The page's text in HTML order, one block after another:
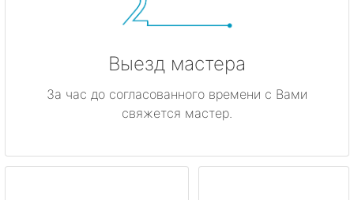
Выезд мастера
За час до согласованного времени с Вами
свяжется мастер.